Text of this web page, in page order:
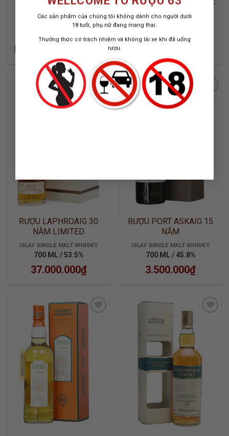
Các sản phẩm của chúng tôi không dành cho người dưới
18 tuổi, phụ nữ đang mang thai.
Thưởng thức có trách nhiệm và không lái xe khi đã uống
rượu.
NĂM CASK STRENGTH
BATCH 09
BATCH 09 | NĂM 2017
700 ML / 58.1%
Liên hệ:
ISLAY SINGLE MALT WHISKY
700 ML / 48%
RƯỢU LAPHROAIG 30
NĂM LIMITED
ISLAY SINGLE MALT WHISKY
700 ML / 53.5%
37.000.000₫
RƯỢU PORT ASKAIG 15
NĂM
ISLAY SINGLE MALT WHISKY
700 ML / 45.8%
3.500.000₫
ADD TO
WISHLIST
WISHLIST